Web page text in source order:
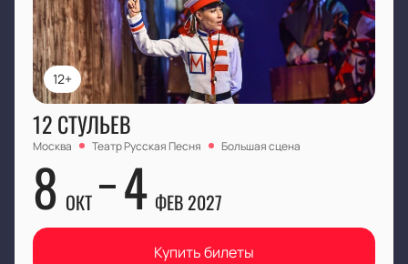
12+
12 СТУЛЬЕВ
Москва Театр Русская Песня Большая сцена
8 ОКТ 4 ФЕВ 2027
Купить билеты